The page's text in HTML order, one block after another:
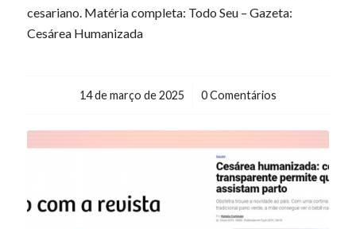
cesariano. Matéria completa: Todo Seu – Gazeta:
Cesárea Humanizada
14 de março de 2025
/ 0 Comentários